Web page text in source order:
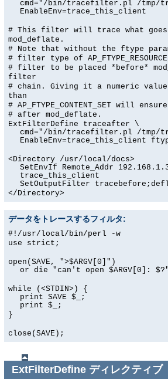
cmd="/bin/tracefilter.pl /tmp/
EnableEnv=trace_this_client
# This filter will trace what
mod_deflate.
# Note that without the ftype
# filter type of
# filter to be placed *before*
filter
# chain. Giving it a numeric
than
# AP_FTYPE_CONTENT_SET will
# after mod_deflate.
ExtFilterDefine traceafter \
cmd="/bin/tracefilter.pl /tmp/
EnableEnv=trace_this_client
<Directory /usr/local/docs>
SetEnvIf Remote_Addr
trace_this_client
SetOutputFilter
</Directory>
データをトレースするフィルタ:
#!/usr/local/bin/perl -w
use strict;
open(SAVE, ">$ARGV[0]")
or die "can't open $ARGV[0]:
while (<STDIN>) {
print SAVE $_;
print $_;
}
close(SAVE);
ExtFilterDefineディレクティブ